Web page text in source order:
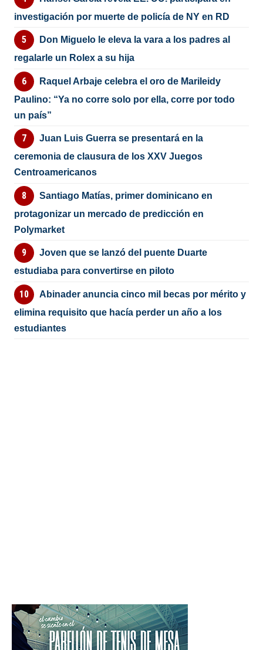
investigación por muerte de policía de NY en RD
Don Miguelo le eleva la vara a los padres al
regalarle un Rolex a su hija
Raquel Arbaje celebra el oro de Marileidy
Paulino: “Ya no corre solo por ella, corre por todo
un país”
Juan Luis Guerra se presentará en la
ceremonia de clausura de los XXV Juegos
Centroamericanos
Santiago Matías, primer dominicano en
protagonizar un mercado de predicción en
Polymarket
Joven que se lanzó del puente Duarte
estudiaba para convertirse en piloto
Abinader anuncia cinco mil becas por mérito y
elimina requisito que hacía perder un año a los
estudiantes